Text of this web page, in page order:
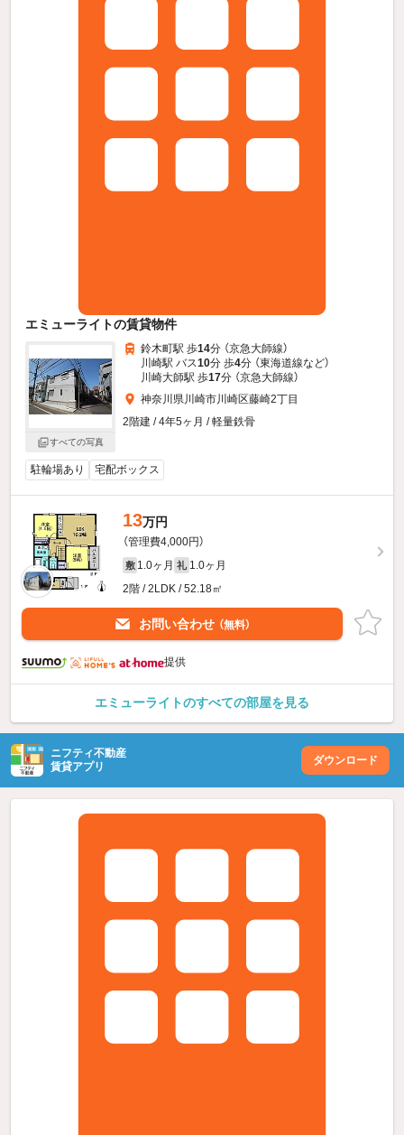
エミューライトの賃貸物件
すべての写真
鈴木町駅 歩14分 （京急大師線）
川崎駅 バス10分 歩4分 （東海道線など）
川崎大師駅 歩17分 （京急大師線）
神奈川県川崎市川崎区藤崎2丁目
2階建 / 4年5ヶ月 / 軽量鉄骨
駐輪場あり 宅配ボックス
13万円
（管理費4,000円）
敷 1.0ヶ月 礼 1.0ヶ月
2階 / 2LDK / 52.18㎡
お問い合わせ （無料）
提供
エミューライトのすべての部屋を見る
ニフティ不動産
賃貸アプリ
ダウンロード